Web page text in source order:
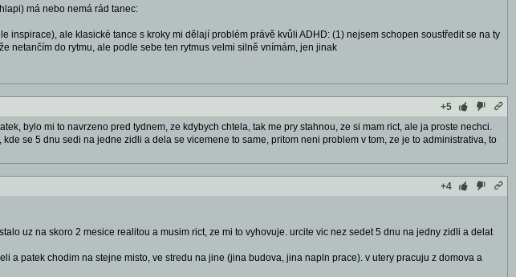
má nebo nemá rád tanec:
inspirace), ale klasické tance s kroky mi dělají problém právě kvůli ADHD: (1) nejsem schopen soustředit se na ty
netančím do rytmu, ale podle sebe ten rytmus velmi silně vnímám, jen jinak
+5
bylo mi to navrzeno pred tydnem, ze kdybych chtela, tak me pry stahnou, ze si mam rict, ale ja proste nechci.
se 5 dnu sedi na jedne zidli a dela se vicemene to same, pritom neni problem v tom, ze je to administrativa, to
+4
uz na skoro 2 mesice realitou a musim rict, ze mi to vyhovuje. urcite vic nez sedet 5 dnu na jedny zidli a delat
a patek chodim na stejne misto, ve stredu na jine (jina budova, jina napln prace). v utery pracuju z domova a